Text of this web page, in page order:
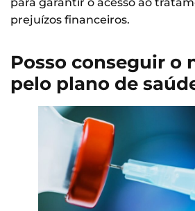
prejuízos financeiros.
Posso conseguir o
pelo plano de